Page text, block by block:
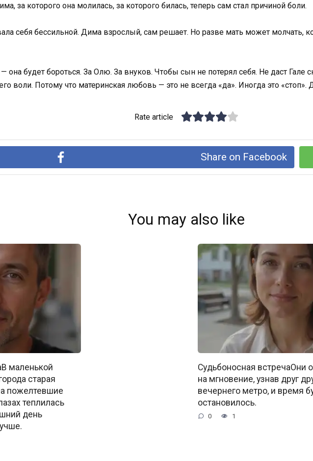
за которого она молилась, за которого билась, теперь сам стал причиной боли.
себя бессильной. Дима взрослый, сам решает. Но разве мать может молчать,
она будет бороться. За Олю. За внуков. Чтобы сын не потерял себя. Не даст Гале
воли. Потому что материнская любовь — это не всегда «да». Иногда это «стоп».
Rate article
Share on Facebook
You may also like
маленькой
старая
пожелтевшие
теплилась
день
Судьбоносная встречаОни
на мгновение, узнав друг
вечернего метро, и время
остановилось.
0 1